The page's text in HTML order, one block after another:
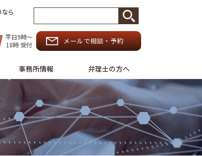
ら
平日9時〜
18時 受付
メールで相談・予約
事務所情報 弁理士の方へ